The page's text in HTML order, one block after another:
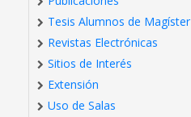
Tesis Alumnos de Magíster
Revistas Electrónicas
Sitios de Interés
Extensión
Uso de Salas